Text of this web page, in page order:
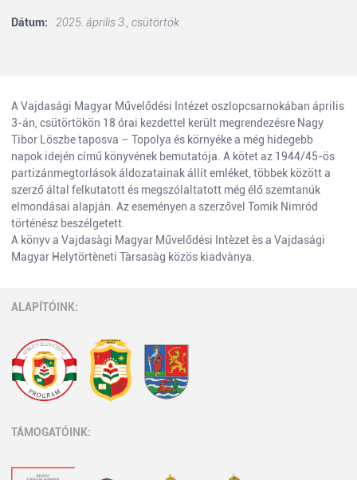
Dátum: 2025. április 3., csütörtök
A Vajdasági Magyar Művelődési Intézet oszlopcsarnokában április
3-án, csütörtökön 18 órai kezdettel került megrendezésre Nagy
Tibor Löszbe taposva – Topolya és környéke a még hidegebb
napok idején című könyvének bemutatója. A kötet az 1944/45-ös
partizánmegtorlások áldozatainak állít emléket, többek között a
szerző által felkutatott és megszólaltatott még élő szemtanúk
elmondásai alapján. Az eseményen a szerzővel Tomik Nimród
történész beszélgetett.
A könyv a Vajdasàgi Magyar Művelődési Intèzet ès a Vajdasági
Magyar Helytörtèneti Tàrsasàg közös kiadvànya.
ALAPÍTÓINK:
TÁMOGATÓINK: